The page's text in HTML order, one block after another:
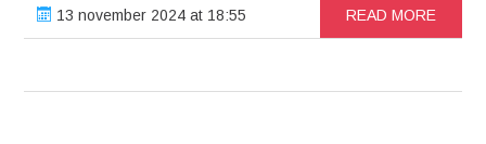
13 november 2024 at 18:55 READ MORE